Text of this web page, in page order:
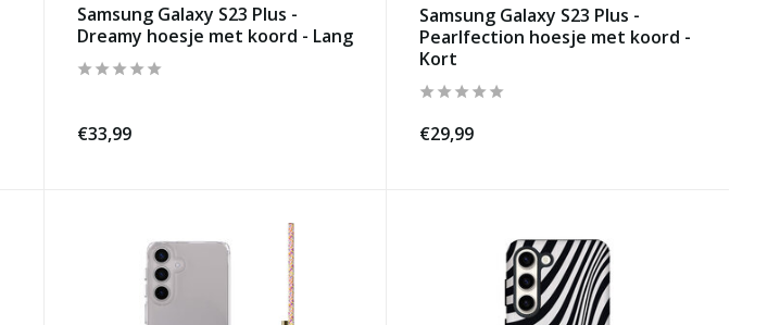
Samsung Galaxy S23 Plus -
Dreamy hoesje met koord - Lang
€33,99
Samsung Galaxy S23 Plus -
Pearlfection hoesje met koord -
Kort
€29,99